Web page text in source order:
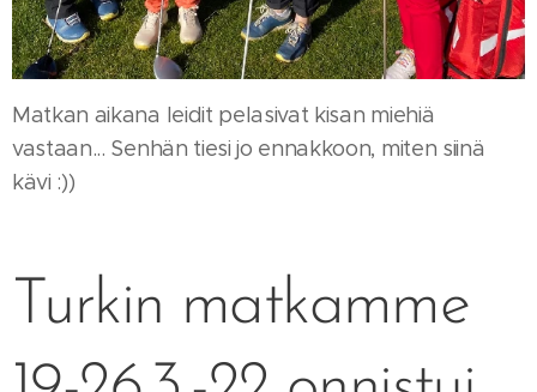
Matkan aikana leidit pelasivat kisan miehiä
vastaan... Senhän tiesi jo ennakkoon, miten siinä
kävi :))
Turkin matkamme